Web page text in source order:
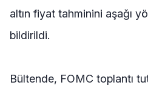
altın fiyat tahminini aşağı
bildirildi.
Bültende, FOMC toplantı